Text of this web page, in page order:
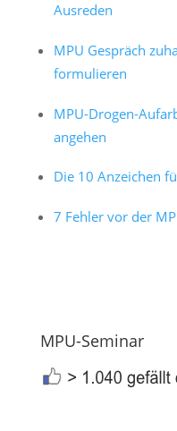
Ausreden
MPU Gespräch
formulieren
MPU-Drogen-
angehen
Die 10 Anzeichen
7 Fehler vor der
MPU-Seminar